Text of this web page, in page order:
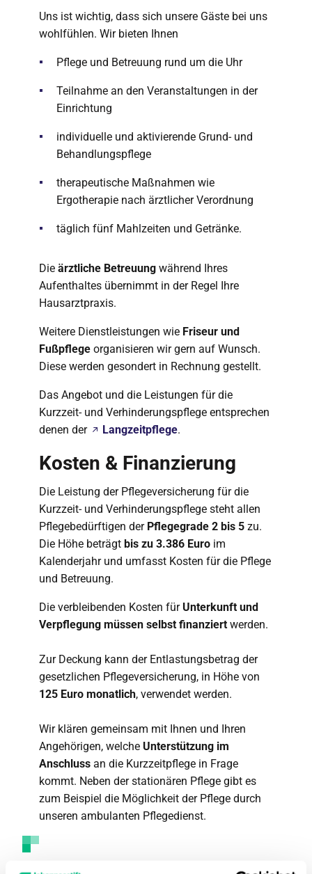
Uns ist wichtig, dass sich unsere Gäste bei uns
wohlfühlen. Wir bieten Ihnen
Pflege und Betreuung rund um die Uhr
Teilnahme an den Veranstaltungen in der
Einrichtung
individuelle und aktivierende Grund- und
Behandlungspflege
therapeutische Maßnahmen wie
Ergotherapie nach ärztlicher Verordnung
täglich fünf Mahlzeiten und Getränke.
Die ärztliche Betreuung während Ihres
Aufenthaltes übernimmt in der Regel Ihre
Hausarztpraxis.
Weitere Dienstleistungen wie Friseur und
Fußpflege organisieren wir gern auf Wunsch.
Diese werden gesondert in Rechnung gestellt.
Das Angebot und die Leistungen für die
Kurzzeit- und Verhinderungspflege entsprechen
denen der
Langzeitpflege.
Kosten & Finanzierung
Die Leistung der Pflegeversicherung für die
Kurzzeit- und Verhinderungspflege steht allen
Pflegebedürftigen der Pflegegrade 2 bis 5 zu.
Die Höhe beträgt bis zu 3.386 Euro im
Kalenderjahr und umfasst Kosten für die Pflege
und Betreuung.
Die verbleibenden Kosten für Unterkunft und
Verpflegung müssen selbst finanziert werden.
Zur Deckung kann der Entlastungsbetrag der
gesetzlichen Pflegeversicherung, in Höhe von
125 Euro monatlich, verwendet werden.
Wir klären gemeinsam mit Ihnen und Ihren
Angehörigen, welche Unterstützung im
Anschluss an die Kurzzeitpflege in Frage
kommt. Neben der stationären Pflege gibt es
zum Beispiel die Möglichkeit der Pflege durch
unseren ambulanten Pflegedienst.